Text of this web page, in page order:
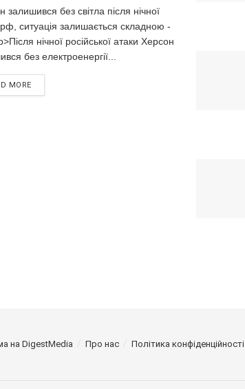
залишився без світла після нічної
ситуація залишається складною -
нічної російської атаки Херсон
без електроенергії...
MORE
на DigestMedia Про нас Політика конфіденційності